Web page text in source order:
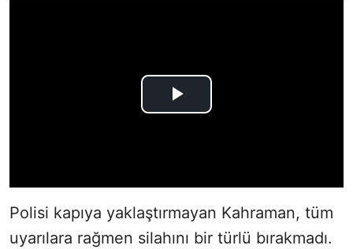
Polisi kapıya yaklaştırmayan Kahraman, tüm
uyarılara rağmen silahını bir türlü bırakmadı.